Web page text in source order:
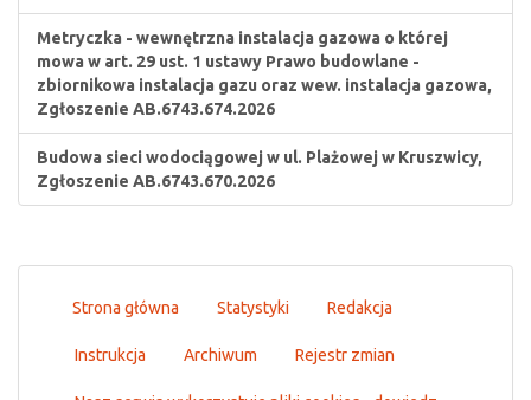
Metryczka - wewnętrzna instalacja gazowa o której
mowa w art. 29 ust. 1 ustawy Prawo budowlane -
zbiornikowa instalacja gazu oraz wew. instalacja gazowa,
Zgłoszenie AB.6743.674.2026
Budowa sieci wodociągowej w ul. Plażowej w Kruszwicy,
Zgłoszenie AB.6743.670.2026
Strona główna Statystyki Redakcja
Instrukcja Archiwum Rejestr zmian